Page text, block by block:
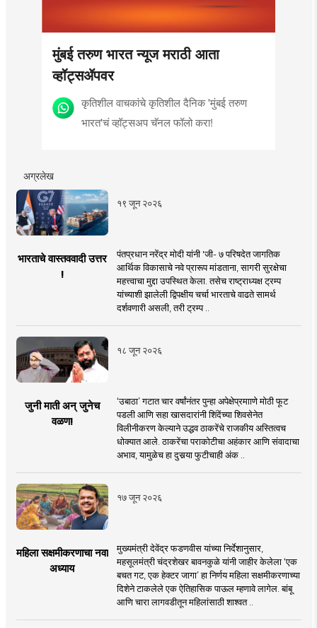
मुंबई तरुण भारत न्यूज मराठी आता
व्हॉट्सॲपवर
कृतिशील वाचकांचे कृतिशील दैनिक 'मुंबई तरुण
भारत'चं व्हॉट्सअप चॅनल फॉलो करा!
अग्रलेख
१९ जून २०२६
भारताचे वास्तववादी उत्तर
!
पंतप्रधान नरेंद्र मोदी यांनी 'जी- ७ परिषदेत जागतिक
आर्थिक विकासाचे नवे प्रारूप मांडताना, सागरी सुरक्षेचा
महत्त्वाचा मुद्दा उपस्थित केला. तसेच राष्ट्राध्यक्ष ट्रम्प
यांच्याशी झालेली द्विपक्षीय चर्चा भारताचे वाढते सामर्थ
दर्शवणारी असली, तरी ट्रम्प ..
१८ जून २०२६
जुनी माती अन् जुनेच
वळण!
‘उबाठा’ गटात चार वर्षांनंतर पुन्हा अपेक्षेप्रमााणे मोठी फूट
पडली आणि सहा खासदारांनी शिंदेंच्या शिवसेनेत
विलीनीकरण केल्याने उद्धव ठाकरेंचे राजकीय अस्तित्वच
धोक्यात आले. ठाकरेंचा पराकोटीचा अहंकार आणि संवादाचा
अभाव, यामुळेच हा दुसर्‍या फुटीचाही अंक ..
१७ जून २०२६
महिला सक्षमीकरणाचा नवा
अध्याय
मुख्यमंत्री देवेंद्र फडणवीस यांच्या निर्देशानुसार,
महसूलमंत्री चंद्रशेखर बावनकुळे यांनी जाहीर केलेला ‘एक
बचत गट, एक हेक्टर जागा’ हा निर्णय महिला सक्षमीकरणाच्या
दिशेने टाकलेले एक ऐतिहासिक पाऊल म्हणावे लागेल. बांबू
आणि चारा लागवडीतून महिलांसाठी शाश्वत ..